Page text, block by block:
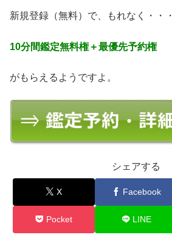
新規登録（無料）で、もれなく・・・
10分間鑑定無料権＋最優先予約権
がもらえるようですよ。
シェアする
X Facebook
Pocket LINE